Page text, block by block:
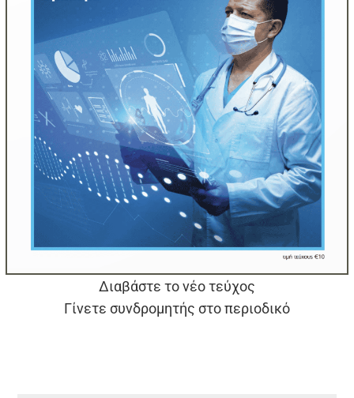
Διαβάστε το νέο τεύχος
Γίνετε συνδρομητής στο περιοδικό